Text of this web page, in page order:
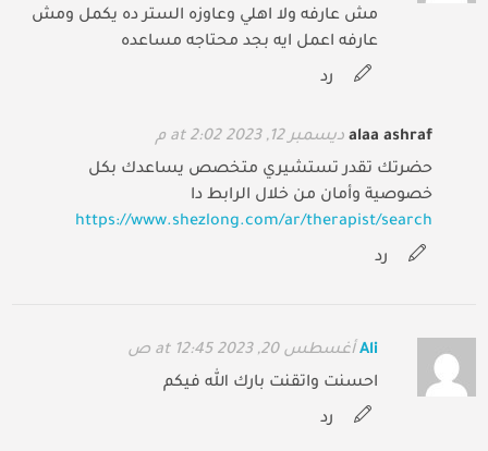
مش عارفه ولا اهلي وعاوزه الستر ده يكمل ومش
عارفه اعمل ايه بجد محتاجه مساعده
رد
alaa ashraf ديسمبر 12, 2023 at 2:02 م
حضرتك تقدر تستشيري متخصص يساعدك بكل
خصوصية وأمان من خلال الرابط دا
https://www.shezlong.com/ar/therapist/search
رد
Ali أغسطس 20, 2023 at 12:45 ص
احسنت واتقنت بارك الله فيكم
رد